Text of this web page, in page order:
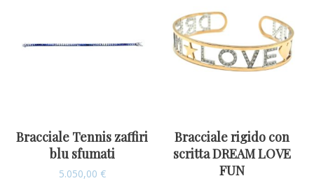
Bracciale Tennis zaffiri
blu sfumati
5.050,00 €
Bracciale rigido con
scritta DREAM LOVE
FUN